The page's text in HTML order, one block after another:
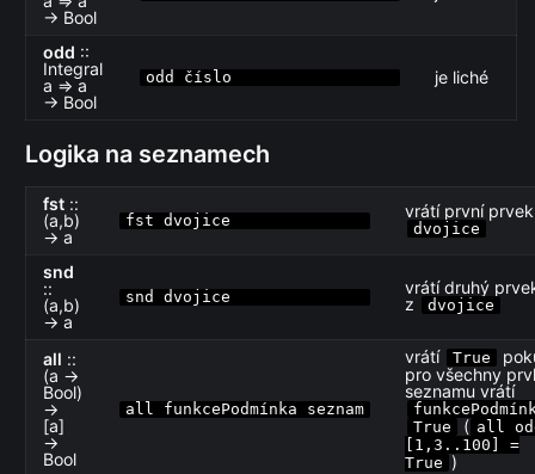
→ Bool
odd ::
Integral
a ⇒ a
→ Bool
odd číslo je liché
Logika na seznamech
fst ::
(a,b)
→ a
fst dvojice vrátí první
dvojice
snd
::
(a,b)
→ a
snd dvojice
vrátí druhý
z
dvojice
all ::
(a →
Bool)
→
[a]
→
Bool
all funkcePodmínka seznam
vrátí True
pro všechny
seznamu vrátí
True
( all
[1,3..100] =
True )